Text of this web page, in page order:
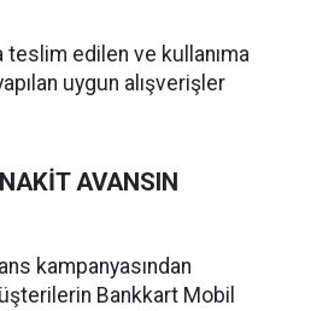
teslim edilen ve kullanıma
uygun alışverişler
AVANSIN
kampanyasından
Bankkart Mobil